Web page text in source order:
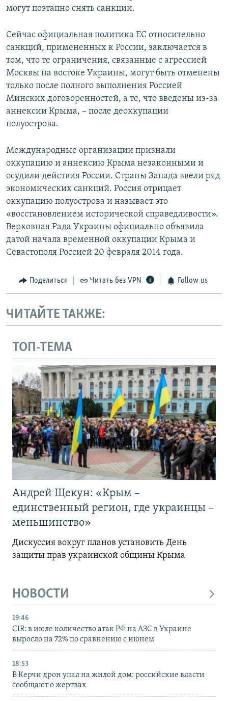
могут поэтапно снять санкции.
Сейчас официальная политика ЕС относительно
санкций, примененных к России, заключается в
том, что те ограничения, связанные с агрессией
Москвы на востоке Украины, могут быть отменены
только после полного выполнения Россией
Минских договоренностей, а те, что введены из-за
аннексии Крыма, – после деоккупации
полуострова.
Международные организации признали
оккупацию и аннексию Крыма незаконными и
осудили действия России. Страны Запада ввели ряд
экономических санкций. Россия отрицает
оккупацию полуострова и называет это
«восстановлением исторической справедливости».
Верховная Рада Украины официально объявила
датой начала временной оккупации Крыма и
Севастополя Россией 20 февраля 2014 года.
Поделиться Читать без VPN Follow us
ЧИТАЙТЕ ТАКЖЕ:
ТОП-ТЕМА
Андрей Щекун: «Крым –
единственный регион, где украинцы –
меньшинство»
Дискуссия вокруг планов установить День
защиты прав украинской общины Крыма
НОВОСТИ
19:46
CIR: в июле количество атак РФ на АЗС в Украине
выросло на 72% по сравнению с июнем
18:53
В Керчи дрон упал на жилой дом: российские власти
сообщают о жертвах